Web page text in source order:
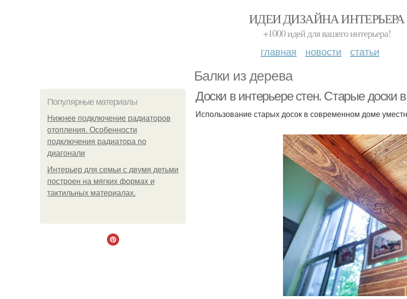
ИДЕИ ДИЗАЙНА ИНТЕРЬЕРА
+1000 идей для вашего интерьера!
главная новости статьи
Балки из дерева
Популярные материалы
Нижнее подключение радиаторов
отопления. Особенности
подключения радиатора по
диагонали
Интерьер для семьи с двумя детьми
построен на мягких формах и
тактильных материалах.
Доски в интерьере стен. Старые доски
Использование старых досок в современном доме